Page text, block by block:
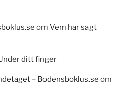
om Vem har sagt
ditt finger
– Bodensboklus.se om